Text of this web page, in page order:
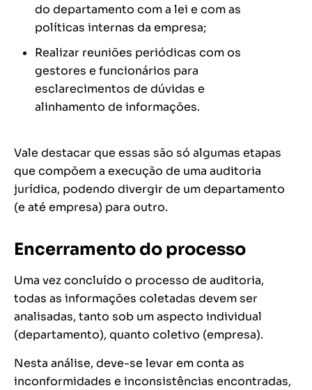
do departamento com a lei e com as
políticas internas da empresa;
Realizar reuniões periódicas com os
gestores e funcionários para
esclarecimentos de dúvidas e
alinhamento de informações.
Vale destacar que essas são só algumas etapas
que compõem a execução de uma auditoria
jurídica, podendo divergir de um departamento
(e até empresa) para outro.
Encerramento do processo
Uma vez concluído o processo de auditoria,
todas as informações coletadas devem ser
analisadas, tanto sob um aspecto individual
(departamento), quanto coletivo (empresa).
Nesta análise, deve-se levar em conta as
inconformidades e inconsistências encontradas,